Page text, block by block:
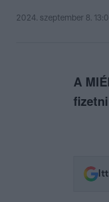
2024. szeptember 8.
A
fizetni